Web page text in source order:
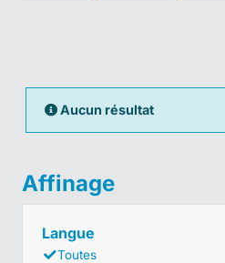
Aucun résultat
Affinage
Langue
Toutes